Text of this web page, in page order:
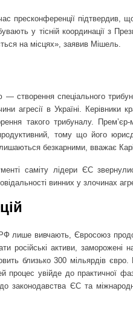
пресконференції підтвердив,
у тісній координації з
на місцях», заявив Мішель.
— створення спеціального
агресії в Україні. Керівники
такого трибуналу. Прем’єр-
тому що його
безкарними, вважає
саміту лідери ЄС
винних у злочинах
лише вивчають, Євросоюз
російські активи, заморожені
близько 300 мільярдів
процес увійде до практичної
законодавства ЄС та